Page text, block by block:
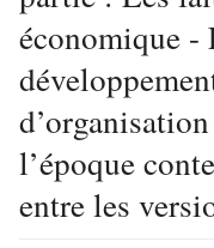
économique
l’époque
entre les